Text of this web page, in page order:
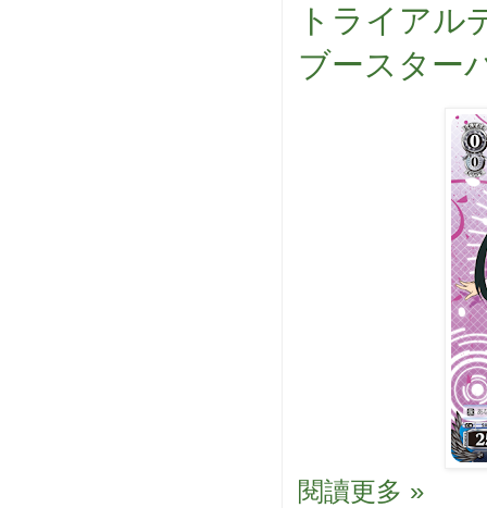
トライアル
ブースター
閱讀更多 »